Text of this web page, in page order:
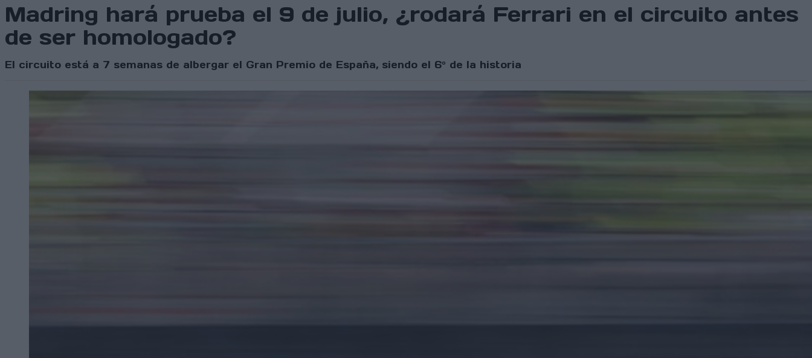
Madring hará prueba el 9 de julio, ¿rodará Ferrari en el circuito antes
de ser homologado?
El circuito está a 7 semanas de albergar el Gran Premio de España, siendo el 6º de la historia